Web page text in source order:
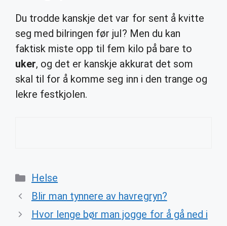
Du trodde kanskje det var for sent å kvitte
seg med bilringen før jul? Men du kan
faktisk miste opp til fem kilo på bare to
uker, og det er kanskje akkurat det som
skal til for å komme seg inn i den trange og
lekre festkjolen.
Categories
Helse
Blir man tynnere av havregryn?
Hvor lenge bør man jogge for å gå ned i